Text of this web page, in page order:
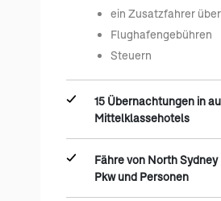
ein Zusatzfahrer
Flughafengebühren
Steuern
15 Übernachtungen in
Mittelklassehotels
Fähre von North
Pkw und Personen